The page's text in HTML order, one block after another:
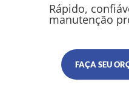
Rápido,
manutenção
FAÇA SEU